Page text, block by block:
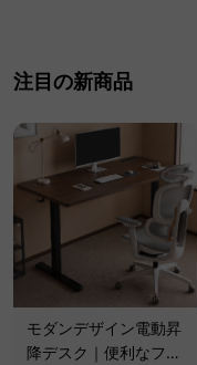
注目の新商品
モダンデザイン電動昇
降デスク｜便利なフッ